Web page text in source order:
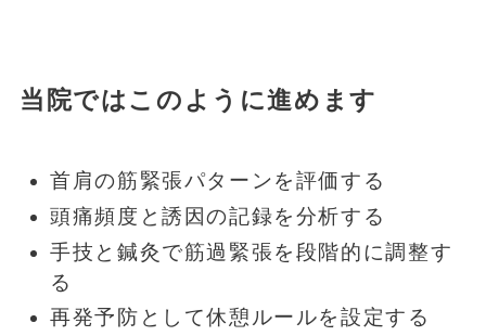
当院ではこのように進めます
首肩の筋緊張パターンを評価する
頭痛頻度と誘因の記録を分析する
手技と鍼灸で筋過緊張を段階的に調整す
る
再発予防として休憩ルールを設定する